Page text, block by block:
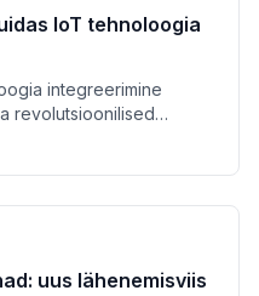
IoT tehnoloogia
integreerimine
revolutsioonilised
uus lähenemisviis